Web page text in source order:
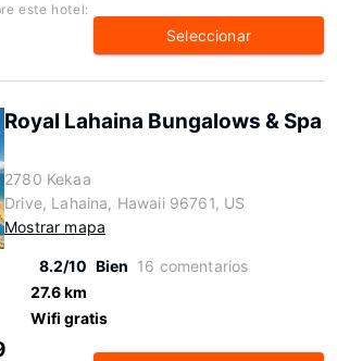
este hotel:
Seleccionar
Royal Lahaina Bungalows & Spa
2780 Kekaa
Drive, Lahaina, Hawaii 96761, US
Mostrar mapa
8.2/10 Bien 16 comentarios
27.6 km
Wifi gratis